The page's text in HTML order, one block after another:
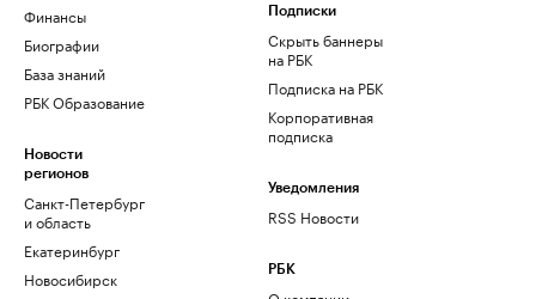
Финансы
Биографии
База знаний
РБК Образование
Новости
регионов
Санкт-Петербург
и область
Екатеринбург
Новосибирск
Подписки
Скрыть баннеры
на РБК
Подписка на РБК
Корпоративная
подписка
Уведомления
RSS Новости
РБК